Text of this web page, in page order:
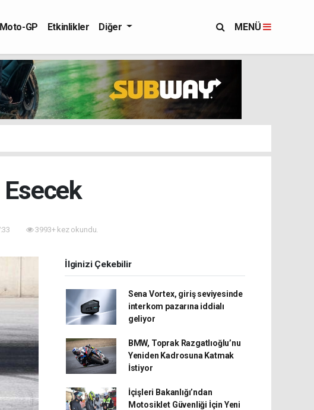
Moto-GP Etkinlikler Diğer MENÜ
Esecek
3993+ kez okundu.
İlginizi Çekebilir
Sena Vortex, giriş seviyesinde
interkom pazarına iddialı
geliyor
BMW, Toprak Razgatlıoğlu’nu
Yeniden Kadrosuna Katmak
İstiyor
İçişleri Bakanlığı’ndan
Motosiklet Güvenliği İçin Yeni